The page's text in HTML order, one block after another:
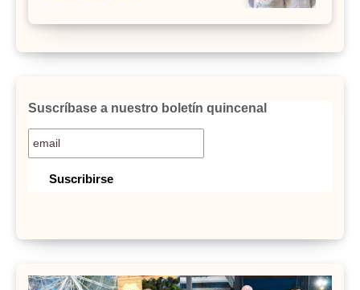
Suscríbase a nuestro boletín quincenal